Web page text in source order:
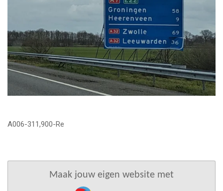
A006-311,900-Re
Maak jouw eigen website met
JouwWeb